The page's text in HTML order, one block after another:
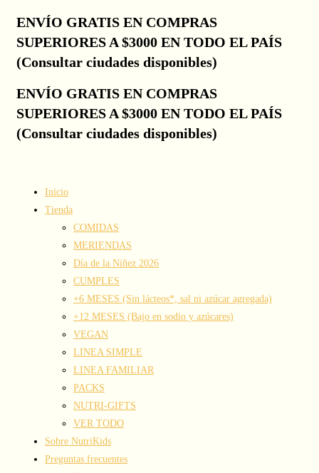
contenido
ENVÍO GRATIS EN COMPRAS
SUPERIORES A $3000 EN TODO EL PAÍS
(Consultar ciudades disponibles)
ENVÍO GRATIS EN COMPRAS
SUPERIORES A $3000 EN TODO EL PAÍS
(Consultar ciudades disponibles)
Inicio
Tienda
COMIDAS
MERIENDAS
Día de la Niñez 2026
CUMPLES
+6 MESES (Sin lácteos*, sal ni azúcar agregada)
+12 MESES (Bajo en sodio y azúcares)
VEGAN
LINEA SIMPLE
LINEA FAMILIAR
PACKS
NUTRI-GIFTS
VER TODO
Sobre NutriKids
Preguntas frecuentes